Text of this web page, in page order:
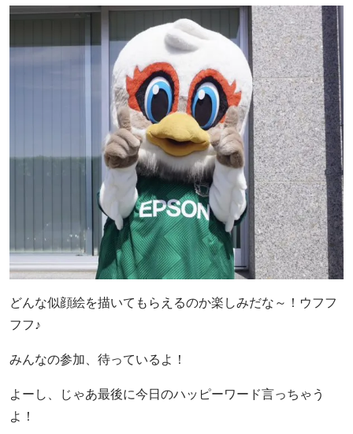
どんな似顔絵を描いてもらえるのか楽しみだな～！ウフフ
フフ♪
みんなの参加、待っているよ！
よーし、じゃあ最後に今日のハッピーワード言っちゃう
よ！